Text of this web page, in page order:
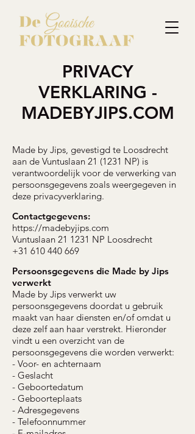
PRIVACY
VERKLARING -
MADEBYJIPS.COM
Made by Jips, gevestigd te Loosdrecht
aan de Vuntuslaan 21 (1231 NP) is
verantwoordelijk voor de verwerking van
persoonsgegevens zoals weergegeven in
deze privacyverklaring.
Contactgegevens:
https://madebyjips.com
Vuntuslaan 21 1231 NP Loosdrecht
+31 610 440 669
Persoonsgegevens die Made by Jips
verwerkt
Made by Jips verwerkt uw
persoonsgegevens doordat u gebruik
maakt van haar diensten en/of omdat u
deze zelf aan haar verstrekt. Hieronder
vindt u een overzicht van de
persoonsgegevens die worden verwerkt:
- Voor- en achternaam
- Geslacht
- Geboortedatum
- Geboorteplaats
- Adresgegevens
- Telefoonnummer